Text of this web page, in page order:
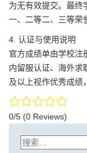
为无有效提交。最终
一、二等二、三等荣
4. 认证与使用说明
官方成绩单由学校注
内留服认证、海外求
及以上视作优秀成绩
0/5 (0 Reviews)